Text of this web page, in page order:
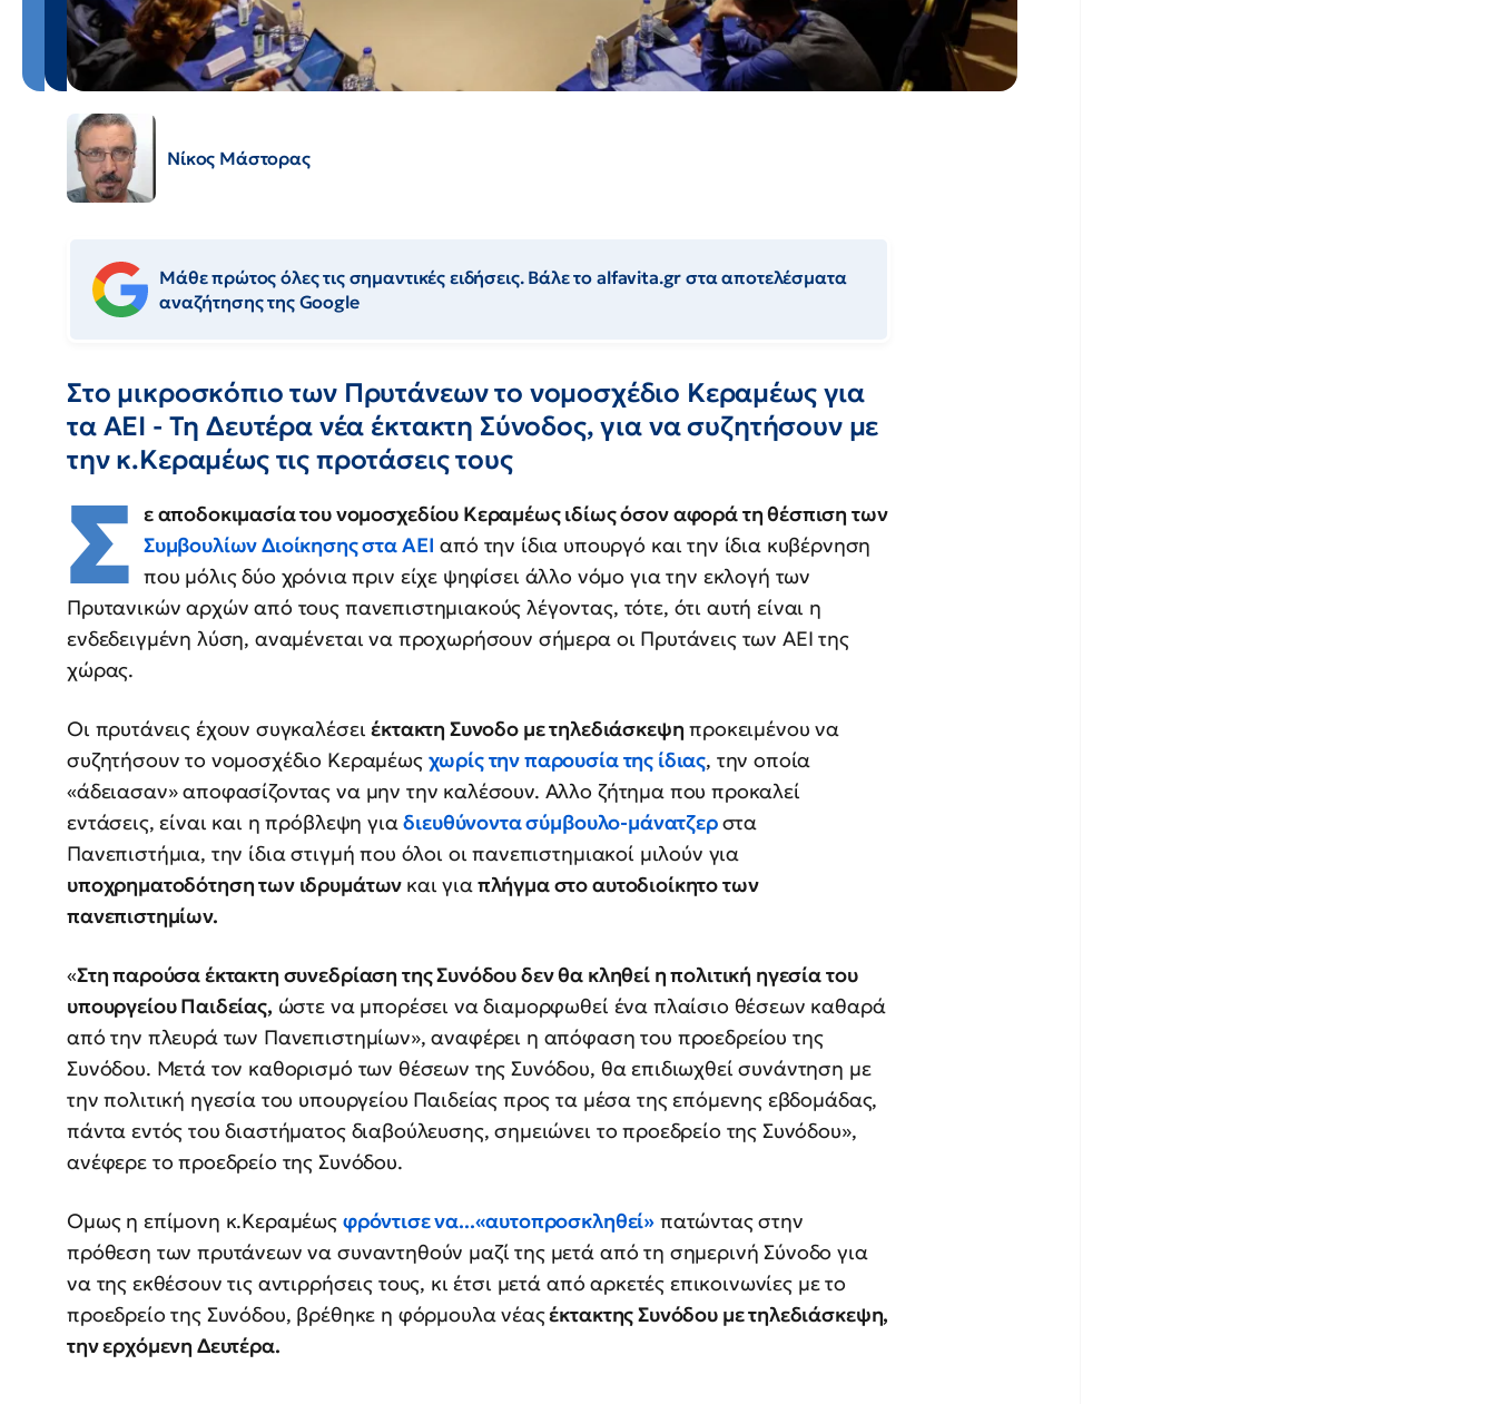
Νίκος Μάστορας
Μάθε πρώτος όλες τις σημαντικές ειδήσεις. Βάλε το alfavita.gr στα αποτελέσματα
αναζήτησης της Google
Στο μικροσκόπιο των Πρυτάνεων το νομοσχέδιο Κεραμέως για
τα ΑΕΙ - Τη Δευτέρα νέα έκτακτη Σύνοδος, για να συζητήσουν με
την κ.Κεραμέως τις προτάσεις τους
Σ ε αποδοκιμασία του νομοσχεδίου Κεραμέως ιδίως όσον αφορά τη θέσπιση των
Συμβουλίων Διοίκησης στα ΑΕΙ από την ίδια υπουργό και την ίδια κυβέρνηση
που μόλις δύο χρόνια πριν είχε ψηφίσει άλλο νόμο για την εκλογή των
Πρυτανικών αρχών από τους πανεπιστημιακούς λέγοντας, τότε, ότι αυτή είναι η
ενδεδειγμένη λύση, αναμένεται να προχωρήσουν σήμερα οι Πρυτάνεις των ΑΕΙ της
χώρας.
Οι πρυτάνεις έχουν συγκαλέσειέκτακτη Συνοδο με τηλεδιάσκεψη προκειμένου να
συζητήσουν το νομοσχέδιο Κεραμέως χωρίς την παρουσία της ίδιας, την οποία
«άδειασαν» αποφασίζοντας να μην την καλέσουν. Αλλο ζήτημα που προκαλεί
εντάσεις, είναι και η πρόβλεψη γιαδιευθύνοντα σύμβουλο-μάνατζερστα
Πανεπιστήμια, την ίδια στιγμή που όλοι οι πανεπιστημιακοί μιλούν για
υποχρηματοδότηση των ιδρυμάτων και γιαπλήγμα στο αυτοδιοίκητο των
πανεπιστημίων.
«Στη παρούσα έκτακτη συνεδρίαση της Συνόδου δεν θα κληθεί η πολιτική ηγεσία του
υπουργείου Παιδείας, ώστε να μπορέσει να διαμορφωθεί ένα πλαίσιο θέσεων καθαρά
από την πλευρά των Πανεπιστημίων», αναφέρει η απόφαση του προεδρείου της
Συνόδου. Μετά τον καθορισμό των θέσεων της Συνόδου, θα επιδιωχθεί συνάντηση με
την πολιτική ηγεσία του υπουργείου Παιδείας προς τα μέσα της επόμενης εβδομάδας,
πάντα εντός του διαστήματος διαβούλευσης, σημειώνει το προεδρείο της Συνόδου»,
ανέφερε το προεδρείο της Συνόδου.
Ομως η επίμονη κ.Κεραμέως φρόντισε να...«αυτοπροσκληθεί» πατώντας στην
πρόθεση των πρυτάνεων να συναντηθούν μαζί της μετά από τη σημερινή Σύνοδο για
να της εκθέσουν τις αντιρρήσεις τους, κι έτσι μετά από αρκετές επικοινωνίες με το
προεδρείο της Συνόδου, βρέθηκε η φόρμουλα νέαςέκτακτης Συνόδουμε τηλεδιάσκεψη,
την ερχόμενη Δευτέρα.